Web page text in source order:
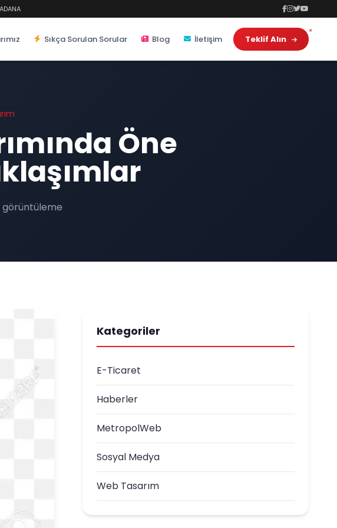
Sıkça Sorulan Sorular Blog İletişim Teklif Alın
Öne
görüntüleme
Kategoriler
E-Ticaret
Haberler
MetropolWeb
Sosyal Medya
Web Tasarım